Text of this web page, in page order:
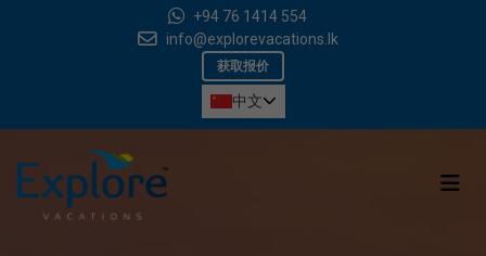
+94 76 1414 554
info@explorevacations.lk
获取报价
中文